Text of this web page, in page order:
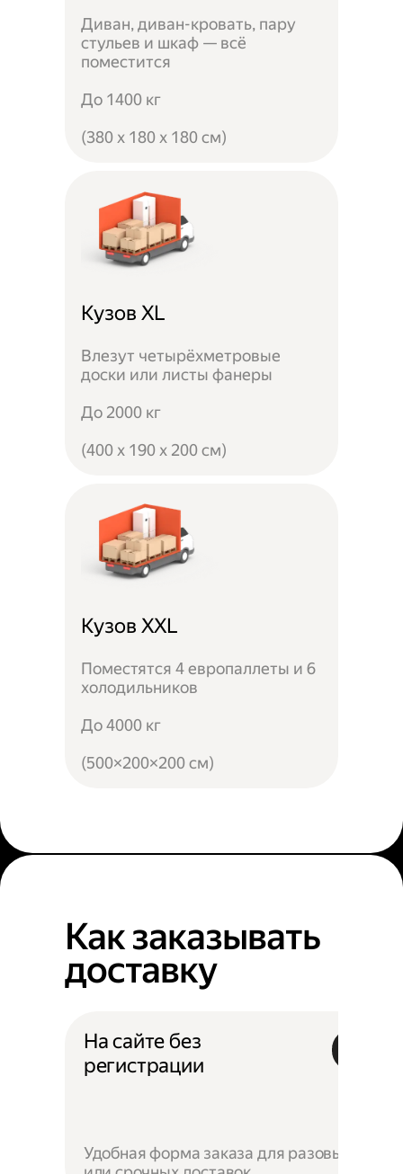
Диван, диван-кровать, пару
стульев и шкаф — всё
поместится
До 1400 кг
(380 x 180 x 180 см)
Кузов XL
Влезут четырёхметровые
доски или листы фанеры
До 2000 кг
(400 x 190 x 200 см)
Кузов XXL
Поместятся 4 европаллеты и 6
холодильников
До 4000 кг
(500×200×200 см)
Как заказывать
доставку
На сайте без
регистрации
Удобная форма заказа для разовых